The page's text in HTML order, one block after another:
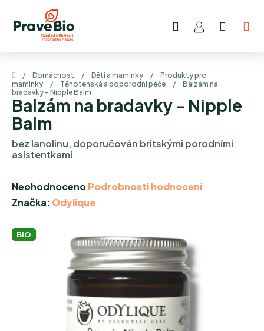
obsah
Hledat
Domů
/ Domácnost / Děti a maminky /
Produkty pro
maminky
/ Těhotenská a poporodní péče /
Balzám na
bradavky - Nipple Balm
Balzám na bradavky - Nipple
Balm
bez lanolinu, doporučován britskými porodními
asistentkami
Průměrné
hodnocení
je
NeohodnocenoPodrobnosti hodnocení
Značka: Odylique
BIO